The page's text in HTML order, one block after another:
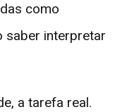
como
saber interpretar
a tarefa real.